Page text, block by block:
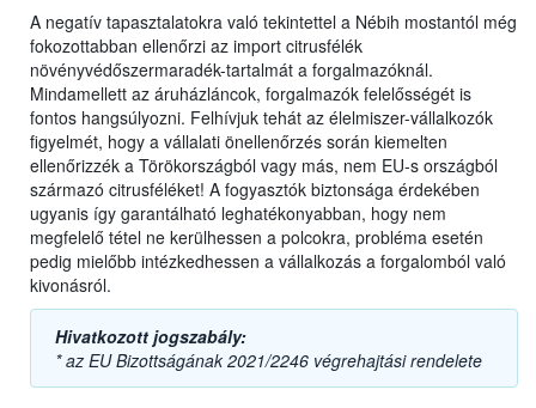
A negatív tapasztalatokra való tekintettel a Nébih mostantól még
fokozottabban ellenőrzi az import citrusfélék
növényvédőszermaradék-tartalmát a forgalmazóknál.
Mindamellett az áruházláncok, forgalmazók felelősségét is
fontos hangsúlyozni. Felhívjuk tehát az élelmiszer-vállalkozók
figyelmét, hogy a vállalati önellenőrzés során kiemelten
ellenőrizzék a Törökországból vagy más, nem EU-s országból
származó citrusféléket! A fogyasztók biztonsága érdekében
ugyanis így garantálható leghatékonyabban, hogy nem
megfelelő tétel ne kerülhessen a polcokra, probléma esetén
pedig mielőbb intézkedhessen a vállalkozás a forgalomból való
kivonásról.
Hivatkozott jogszabály:
* az EU Bizottságának 2021/2246 végrehajtási rendelete